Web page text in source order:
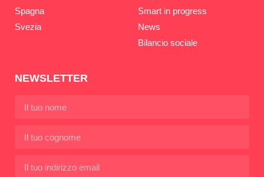
Spagna
Svezia
Smart in progress
News
Bilancio sociale
NEWSLETTER